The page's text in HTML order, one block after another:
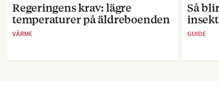
Regeringens krav: lägre
temperaturer på äldreboenden
VÄRME
Så
GUIDE